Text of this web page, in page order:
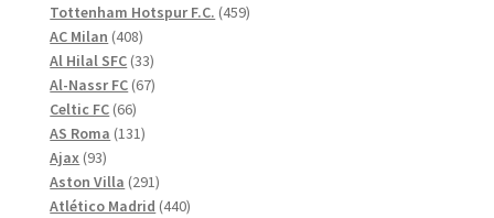
produkter
Tottenham Hotspur F.C. 459459
AC Milan 408408
produkter
Al Hilal SFC 3333
produkter
Al-Nassr FC 6767
Celtic FC 6666
produkter
AS Roma 131131
Ajax 9393
produkter
Aston Villa 291291
produkter
Atlético Madrid 440440